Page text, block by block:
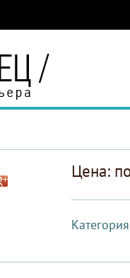
Цена: